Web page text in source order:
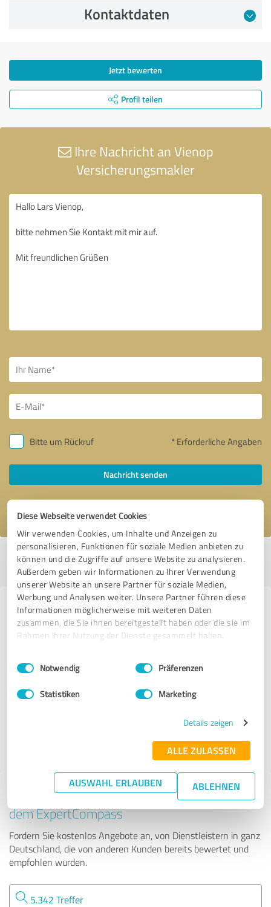
Diese Webseite verwendet Cookies
Wir verwenden Cookies, um Inhalte und Anzeigen zu
personalisieren, Funktionen für soziale Medien anbieten zu
können und die Zugriffe auf unsere Website zu analysieren.
Außerdem geben wir Informationen zu Ihrer Verwendung
unserer Website an unsere Partner für soziale Medien,
Werbung und Analysen weiter. Unsere Partner führen diese
Informationen möglicherweise mit weiteren Daten
zusammen, die Sie ihnen bereitgestellt haben oder die sie im
Rahmen Ihrer Nutzung der Dienste gesammelt haben.
Impressum Datenschutzbestimmungen
Einwilligungsauswahl
Notwendig Präferenzen
Statistiken Marketing
Details zeigen
ALLE ZULASSEN
AUSWAHL ERLAUBEN ABLEHNEN
Kontaktdaten
Jetzt bewerten
Profil teilen
Ihre Nachricht an Vienop
Versicherungsmakler
Bitte um Rückruf * Erforderliche Angaben
Nachricht senden
Ich stimme den
Profil aktiv seit 07.05.2019 |Letzte Aktualisierung: 04.12.2019|Profil
melden
Erfahrungen zu weiteren
Anbietern aus dem Bereich
VPV Agentur Kozianka
Tipp: Die passenden Experten finden - mit
dem ExpertCompass
Fordern Sie kostenlos Angebote an, von Dienstleistern in ganz
Deutschland, die von anderen Kunden bereits bewertet und
empfohlen wurden.
5.342 Treffer